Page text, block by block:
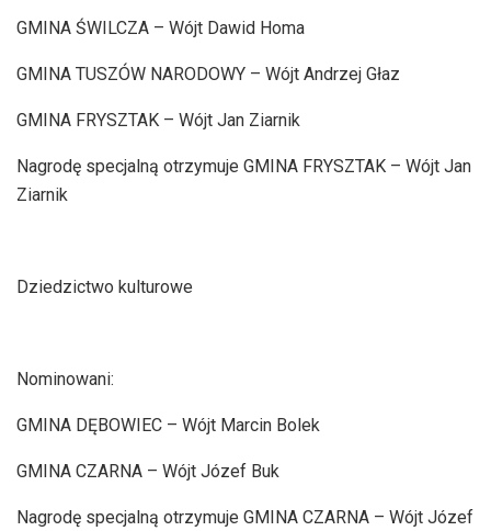
GMINA ŚWILCZA – Wójt Dawid Homa
GMINA TUSZÓW NARODOWY – Wójt Andrzej Głaz
GMINA FRYSZTAK – Wójt Jan Ziarnik
Nagrodę specjalną otrzymuje GMINA FRYSZTAK – Wójt Jan
Ziarnik
Dziedzictwo kulturowe
Nominowani:
GMINA DĘBOWIEC – Wójt Marcin Bolek
GMINA CZARNA – Wójt Józef Buk
Nagrodę specjalną otrzymuje GMINA CZARNA – Wójt Józef